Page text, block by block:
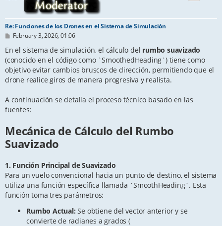
Re: Funciones de los Drones en el Sistema de Simulación
P
s
February 3, 2026, 01:06
En el sistema de simulación, el cálculo del rumbo suavizado
(conocido en el código como `SmoothedHeading`) tiene como
objetivo evitar cambios bruscos de dirección, permitiendo que el
drone realice giros de manera progresiva y realista.
A continuación se detalla el proceso técnico basado en las
fuentes:
Mecánica de Cálculo del Rumbo
Suavizado
1. Función Principal de Suavizado
Para un vuelo convencional hacia un punto de destino, el sistema
utiliza una función específica llamada `SmoothHeading`. Esta
función toma tres parámetros:
Rumbo Actual: Se obtiene del vector anterior y se
convierte de radianes a grados (